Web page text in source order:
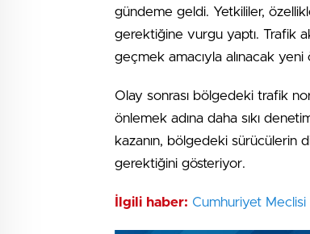
gündeme geldi. Yetkililer,
gerektiğine vurgu yaptı. Trafik
geçmek amacıyla alınacak
Olay sonrası bölgedeki trafik
önlemek adına daha sıkı
kazanın, bölgedeki sürücülerin
gerektiğini gösteriyor.
İlgili haber: Cumhuriyet Meclisi